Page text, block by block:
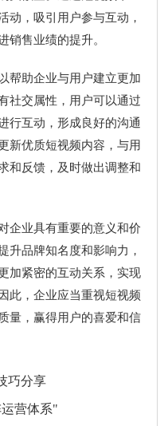
动，吸引用户参与互动，
销售业绩的提升。
帮助企业与用户建立更加
社交属性，用户可以通过
行互动，形成良好的沟通
新优质短视频内容，与用
和反馈，及时做出调整和
企业具有重要的意义和价
升品牌知名度和影响力，
加紧密的互动关系，实现
此，企业应当重视短视频
量，赢得用户的喜爱和信
巧分享
营体系"